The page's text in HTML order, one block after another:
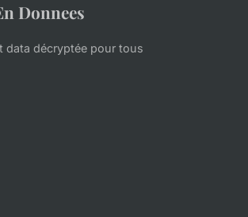
Donnees
data décryptée pour tous